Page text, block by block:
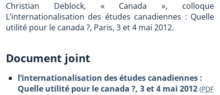
Christian Deblock, « Canada », colloque
L’internationalisation des études canadiennes : Quelle
utilité pour le canada ?, Paris, 3 et 4 mai 2012.
Document joint
l’internationalisation des études canadiennes :
Quelle utilité pour le canada ?, 3 et 4 mai 2012 (PDF